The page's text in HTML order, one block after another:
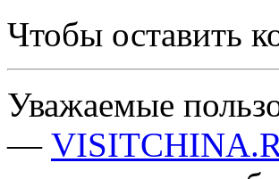
Чтобы оставить
Уважаемые
—